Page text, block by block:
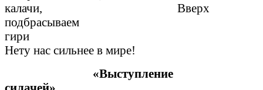
калачи, Вверх
подбрасываем
гири
Нету нас сильнее в мире!
«Выступление